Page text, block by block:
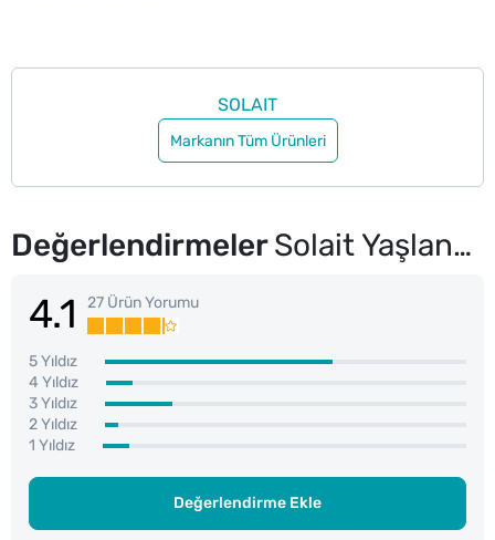
SOLAIT
Markanın Tüm Ürünleri
DeğerlendirmelerSolait Yaşlanma Karşıtı Hassas Yüz Güneş Koruyucu SPF50 50 ml
4.1 27 Ürün Yorumu
5 Yıldız
4 Yıldız
3 Yıldız
2 Yıldız
1 Yıldız
Değerlendirme Ekle